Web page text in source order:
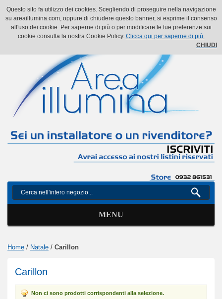
Il mio account Il mio carrello Vai alla Cassa Accedi
MENU
Home / Natale / Carillon
Carillon
Non ci sono prodotti corrispondenti alla selezione.
Questo sito fa utilizzo dei cookies. Scegliendo di proseguire nella navigazione
su areaillumina.com, oppure di chiudere questo banner, si esprime il consenso
all'uso dei cookie. Per saperne di più o per modificare le tue preferenze sui
cookie consulta la nostra Cookie Policy. Clicca qui per saperne di più.
CHIUDI